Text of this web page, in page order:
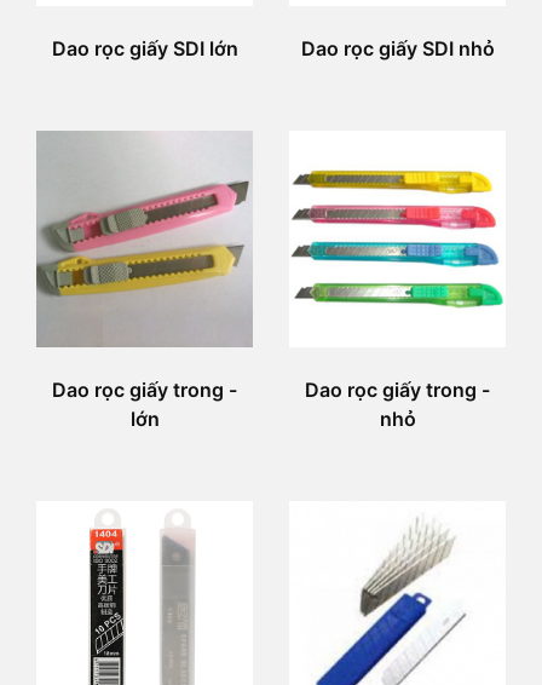
Dao rọc giấy SDI lớn Dao rọc giấy SDI nhỏ
Dao rọc giấy trong -
lớn
Dao rọc giấy trong -
nhỏ